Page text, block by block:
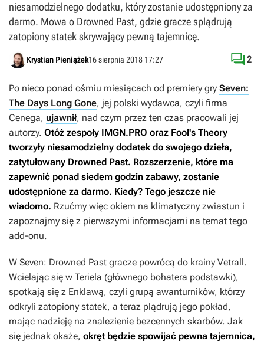
niesamodzielnego dodatku, który zostanie udostępniony za
darmo. Mowa o Drowned Past, gdzie gracze splądrują
zatopiony statek skrywający pewną tajemnicę.
Krystian Pieniążek16 sierpnia 2018 17:27 2
Po nieco ponad ośmiu miesiącach od premiery gry Seven:
The Days Long Gone, jej polski wydawca, czyli firma
Cenega, ujawnił, nad czym przez ten czas pracowali jej
autorzy. Otóż zespoły IMGN.PRO oraz Fool's Theory
tworzyły niesamodzielny dodatek do swojego dzieła,
zatytułowany Drowned Past. Rozszerzenie, które ma
zapewnić ponad siedem godzin zabawy, zostanie
udostępnione za darmo. Kiedy? Tego jeszcze nie
wiadomo. Rzućmy więc okiem na klimatyczny zwiastun i
zapoznajmy się z pierwszymi informacjami na temat tego
add-onu.
W Seven: Drowned Past gracze powrócą do krainy Vetrall.
Wcielając się w Teriela (głównego bohatera podstawki),
spotkają się z Enklawą, czyli grupą awanturników, którzy
odkryli zatopiony statek, a teraz plądrują jego pokład,
mając nadzieję na znalezienie bezcennych skarbów. Jak
się jednak okaże, okręt będzie spowijać pewna tajemnica,